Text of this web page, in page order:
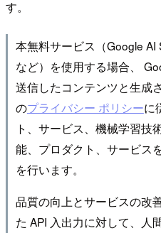
す。
本無料サービス（Google AI
など）を使用する場合、
送信したコンテンツと生成
のプライバシー ポリシーに
ト、サービス、機械学習技
能、プロダクト、サービス
を行います。
品質の向上とサービスの改
た API 入出力に対して、人